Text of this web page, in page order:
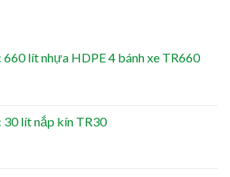
660 lít nhựa HDPE 4 bánh xe TR660
30 lít nắp kín TR30